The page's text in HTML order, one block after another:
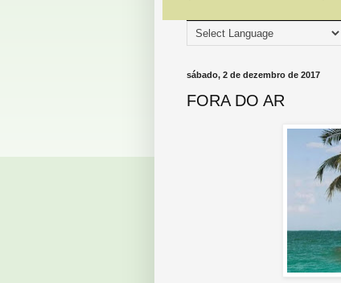
sábado, 2 de dezembro de 2017
FORA DO AR